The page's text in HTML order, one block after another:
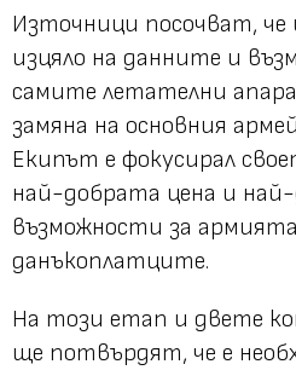
Източници посочват, че
изцяло на данните и
самите летателни
замяна на основния
Екипът е фокусирал
най-добрата цена и
възможности за
данъкоплатците.
На този етап и двете
ще потвърдят, че е